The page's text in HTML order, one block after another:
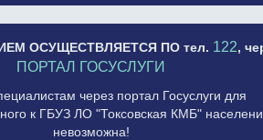
ОСУЩЕСТВЛЯЕТСЯ ПО тел. 122,
ПОРТАЛ ГОСУСЛУГИ
через портал Госуслуги для
к ГБУЗ ЛО "Токсовская КМБ"
невозможна!